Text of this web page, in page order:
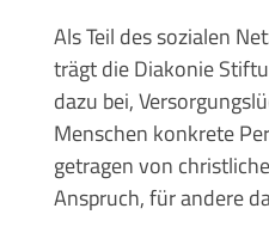
Als Teil des sozialen
trägt die Diakonie
dazu bei,
Menschen konkrete
getragen von
Anspruch, für andere